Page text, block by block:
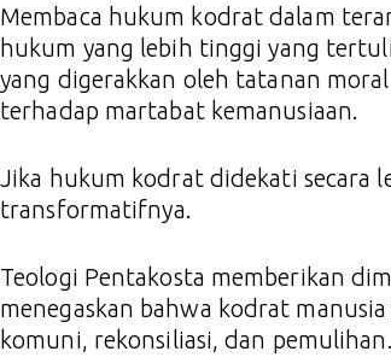
Membaca hukum kodrat dalam
hukum yang lebih tinggi yang
yang digerakkan oleh tatanan
terhadap martabat kemanusiaan.
Jika hukum kodrat didekati secara
transformatifnya.
Teologi Pentakosta memberikan
menegaskan bahwa kodrat
komuni, rekonsiliasi, dan pemulihan.